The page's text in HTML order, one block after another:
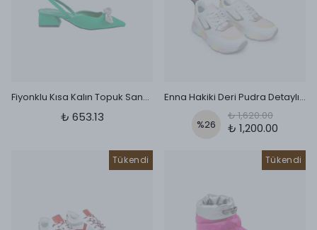
Fiyonklu Kısa Kalın Topuk Sandalet Yeşil
₺ 653.13
Enna Hakiki Deri Pudra Detaylı Sneaker Beyaz
%26
₺ 1,620.00
₺ 1,200.00
Tükendi Tükendi